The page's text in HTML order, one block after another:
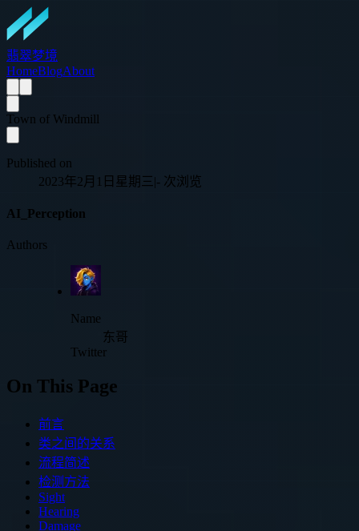
翡翠梦境
HomeBlogAbout
Town of Windmill
Published on
2023年2月1日星期三|- 次浏览
AI_Perception
Authors
Name
东哥
Twitter
On This Page
前言
类之间的关系
流程简述
检测方法
Sight
Hearing
Damage